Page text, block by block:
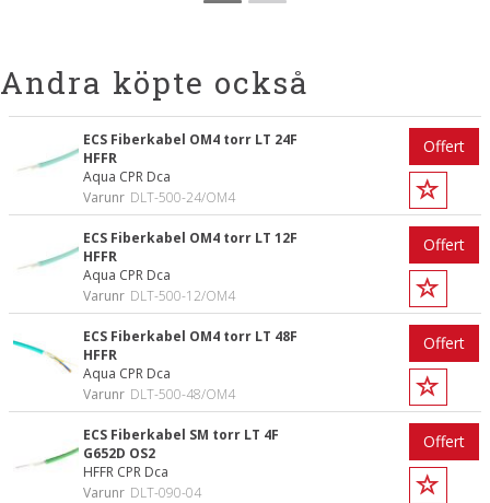
Andra köpte också
ECS Fiberkabel OM4 torr LT 24F
HFFR
Aqua CPR Dca
Varunr DLT-500-24/OM4
Offert
ECS Fiberkabel OM4 torr LT 12F
HFFR
Aqua CPR Dca
Varunr DLT-500-12/OM4
Offert
ECS Fiberkabel OM4 torr LT 48F
HFFR
Aqua CPR Dca
Varunr DLT-500-48/OM4
Offert
ECS Fiberkabel SM torr LT 4F
G652D OS2
HFFR CPR Dca
Varunr DLT-090-04
Offert